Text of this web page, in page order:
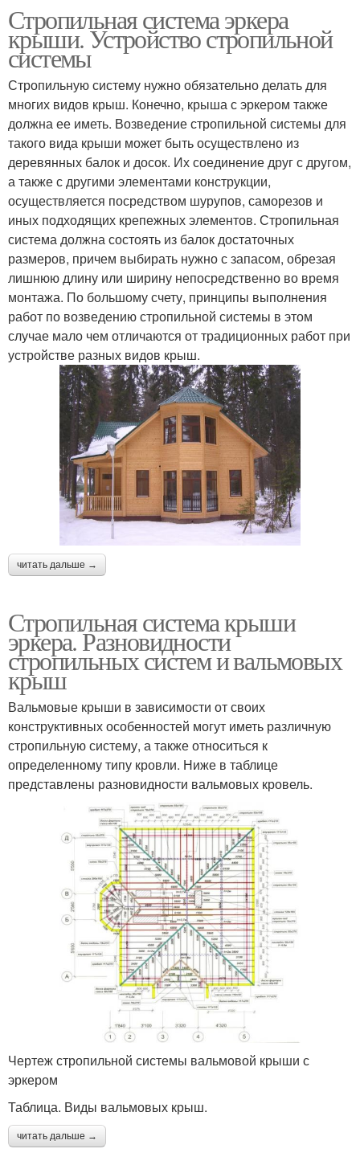
Стропильная система эркера
крыши. Устройство стропильной
системы
Стропильную систему нужно обязательно делать для
многих видов крыш. Конечно, крыша с эркером также
должна ее иметь. Возведение стропильной системы для
такого вида крыши может быть осуществлено из
деревянных балок и досок. Их соединение друг с другом,
а также с другими элементами конструкции,
осуществляется посредством шурупов, саморезов и
иных подходящих крепежных элементов. Стропильная
система должна состоять из балок достаточных
размеров, причем выбирать нужно с запасом, обрезая
лишнюю длину или ширину непосредственно во время
монтажа. По большому счету, принципы выполнения
работ по возведению стропильной системы в этом
случае мало чем отличаются от традиционных работ при
устройстве разных видов крыш.
читать дальше →
Стропильная система крыши
эркера. Разновидности
стропильных систем и вальмовых
крыш
Вальмовые крыши в зависимости от своих
конструктивных особенностей могут иметь различную
стропильную систему, а также относиться к
определенному типу кровли. Ниже в таблице
представлены разновидности вальмовых кровель.
Чертеж стропильной системы вальмовой крыши с
эркером
Таблица. Виды вальмовых крыш.
читать дальше →